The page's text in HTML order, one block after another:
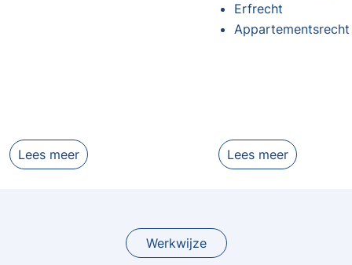
Lees meer
Erfrecht
Appartementsrecht
Lees meer
Werkwijze